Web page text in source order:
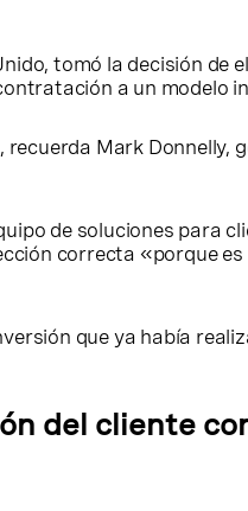
tomó la decisión de
a un modelo
Mark Donnelly,
de soluciones para
correcta «porque
que ya había
del cliente